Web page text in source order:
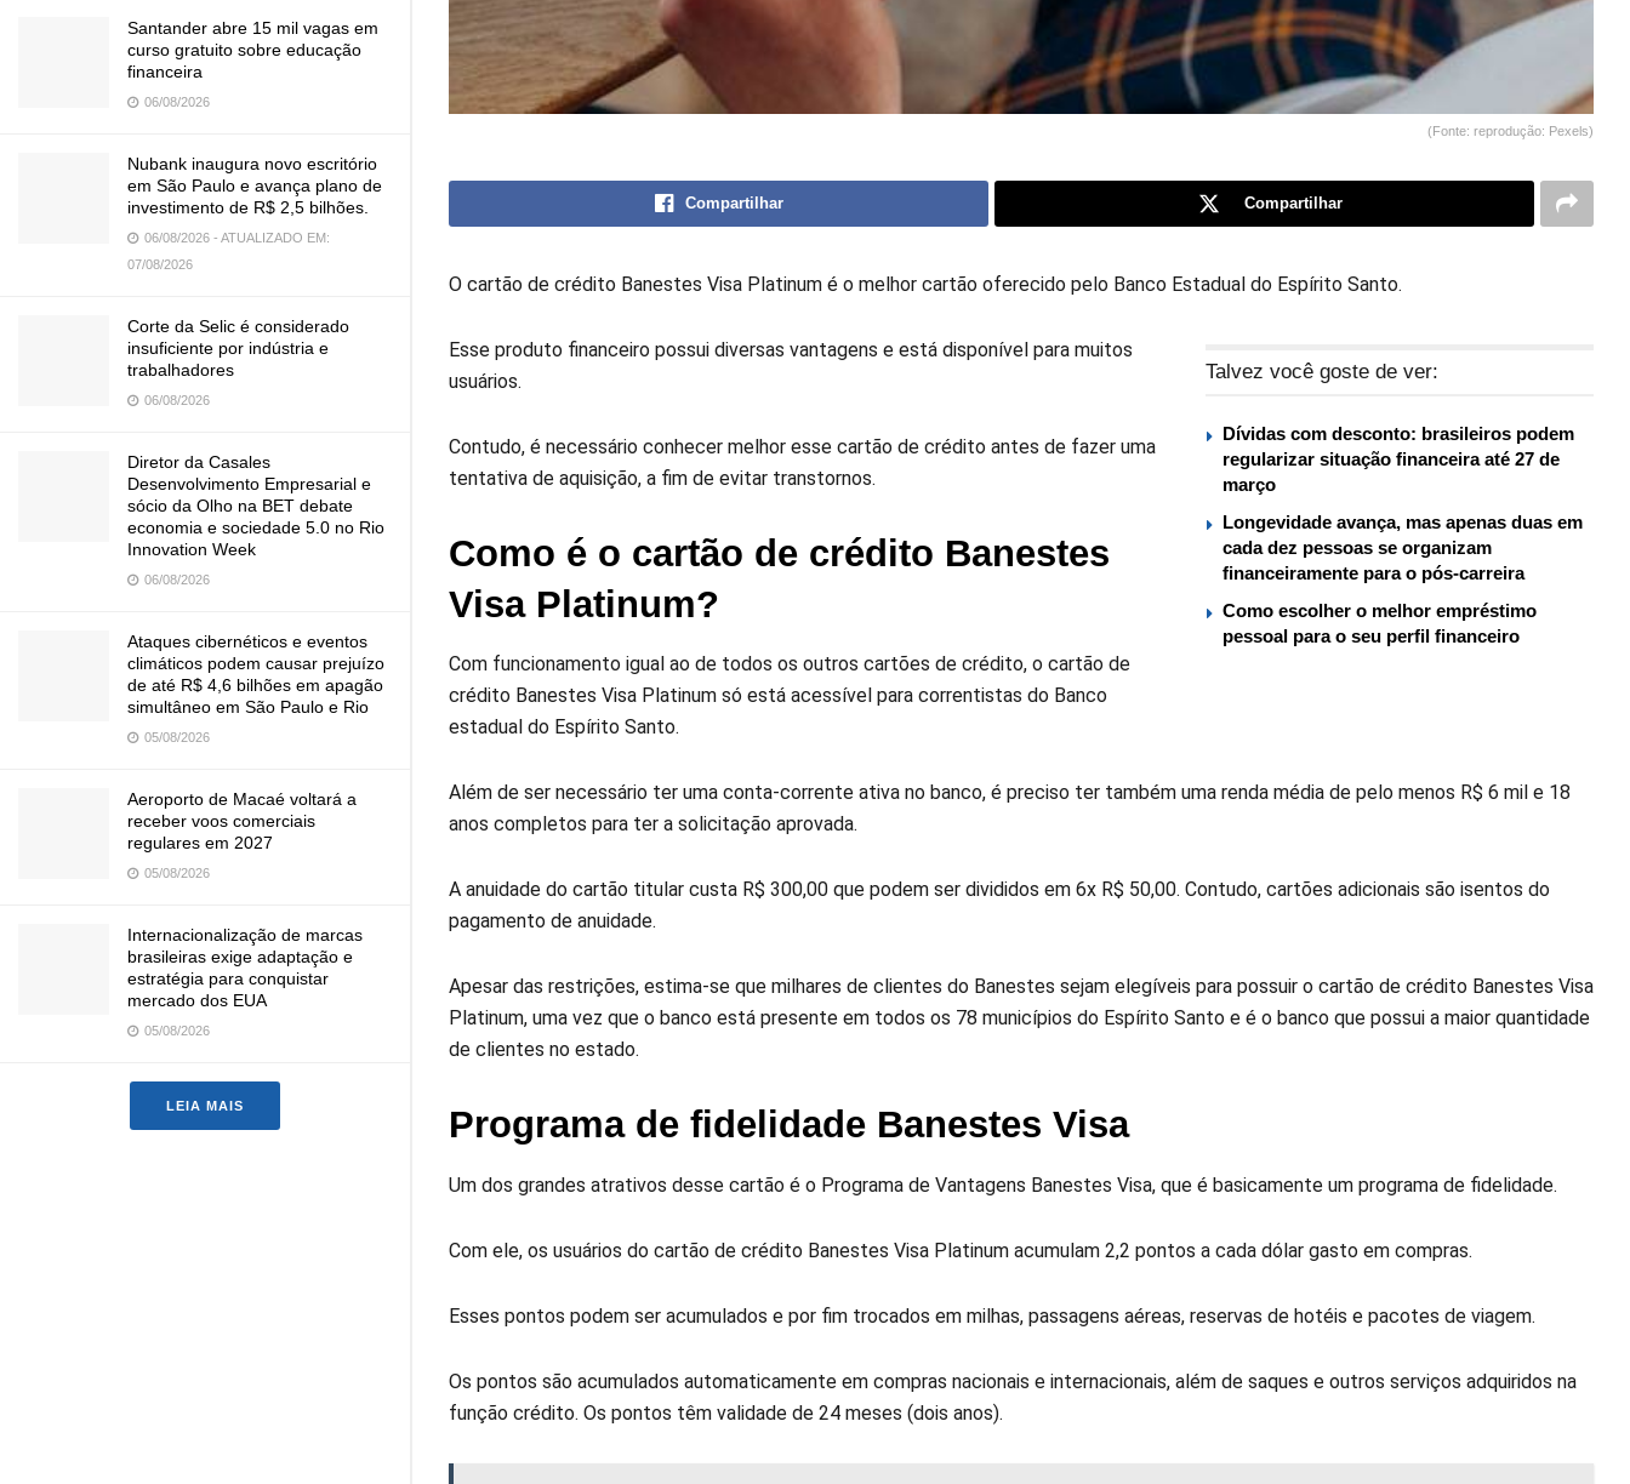
Santander abre 15 mil vagas em
curso gratuito sobre educação
financeira
06/08/2026
Nubank inaugura novo escritório
em São Paulo e avança plano de
investimento de R$ 2,5 bilhões.
06/08/2026 - ATUALIZADO EM:
07/08/2026
Corte da Selic é considerado
insuficiente por indústria e
trabalhadores
06/08/2026
Diretor da Casales
Desenvolvimento Empresarial e
sócio da Olho na BET debate
economia e sociedade 5.0 no Rio
Innovation Week
06/08/2026
Ataques cibernéticos e eventos
climáticos podem causar prejuízo
de até R$ 4,6 bilhões em apagão
simultâneo em São Paulo e Rio
05/08/2026
Aeroporto de Macaé voltará a
receber voos comerciais
regulares em 2027
05/08/2026
Internacionalização de marcas
brasileiras exige adaptação e
estratégia para conquistar
mercado dos EUA
05/08/2026
LEIA MAIS
(Fonte: reprodução: Pexels)
Compartilhar Compartilhar
O cartão de crédito Banestes Visa Platinum é o melhor cartão oferecido pelo Banco Estadual do Espírito Santo.
Talvez você goste de ver:
Dívidas com desconto: brasileiros podem
regularizar situação financeira até 27 de
março
Longevidade avança, mas apenas duas em
cada dez pessoas se organizam
financeiramente para o pós-carreira
Como escolher o melhor empréstimo
pessoal para o seu perfil financeiro
Esse produto financeiro possui diversas vantagens e está disponível para muitos
usuários.
Contudo, é necessário conhecer melhor esse cartão de crédito antes de fazer uma
tentativa de aquisição, a fim de evitar transtornos.
Como é o cartão de crédito Banestes
Visa Platinum?
Com funcionamento igual ao de todos os outros cartões de crédito, o cartão de
crédito Banestes Visa Platinum só está acessível para correntistas do Banco
estadual do Espírito Santo.
Além de ser necessário ter uma conta-corrente ativa no banco, é preciso ter também uma renda média de pelo menos R$ 6 mil e 18
anos completos para ter a solicitação aprovada.
A anuidade do cartão titular custa R$ 300,00 que podem ser divididos em 6x R$ 50,00. Contudo, cartões adicionais são isentos do
pagamento de anuidade.
Apesar das restrições, estima-se que milhares de clientes do Banestes sejam elegíveis para possuir o cartão de crédito Banestes Visa
Platinum, uma vez que o banco está presente em todos os 78 municípios do Espírito Santo e é o banco que possui a maior quantidade
de clientes no estado.
Programa de fidelidade Banestes Visa
Um dos grandes atrativos desse cartão é o Programa de Vantagens Banestes Visa, que é basicamente um programa de fidelidade.
Com ele, os usuários do cartão de crédito Banestes Visa Platinum acumulam 2,2 pontos a cada dólar gasto em compras.
Esses pontos podem ser acumulados e por fim trocados em milhas, passagens aéreas, reservas de hotéis e pacotes de viagem.
Os pontos são acumulados automaticamente em compras nacionais e internacionais, além de saques e outros serviços adquiridos na
função crédito. Os pontos têm validade de 24 meses (dois anos).